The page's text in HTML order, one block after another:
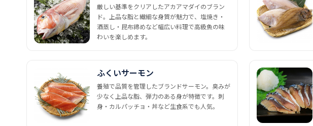
厳しい基準をクリアしたアカアマダイのブラン
ド。上品な脂と繊細な身質が魅力で、塩焼き・
酒蒸し・昆布締めなど幅広い料理で高級魚の味
わいを楽しめます。
ふくいサーモン
養殖で品質を管理したブランドサーモン。臭みが
少なく上品な脂、弾力のある身が特徴です。刺
身・カルパッチョ・丼など生食系でも人気。